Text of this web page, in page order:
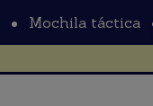
Mochila táctica